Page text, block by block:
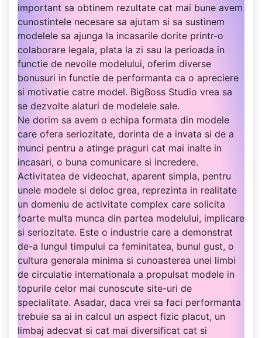
important sa obtinem rezultate cat mai bune avem
cunostintele necesare sa ajutam si sa sustinem
modelele sa ajunga la incasarile dorite printr-o
colaborare legala, plata la zi sau la perioada in
functie de nevoile modelului, oferim diverse
bonusuri in functie de performanta ca o apreciere
si motivatie catre model. BigBoss Studio vrea sa
se dezvolte alaturi de modelele sale.
Ne dorim sa avem o echipa formata din modele
care ofera seriozitate, dorinta de a invata si de a
munci pentru a atinge praguri cat mai inalte in
incasari, o buna comunicare si incredere.
Activitatea de videochat, aparent simpla, pentru
unele modele si deloc grea, reprezinta in realitate
un domeniu de activitate complex care solicita
foarte multa munca din partea modelului, implicare
si seriozitate. Este o industrie care a demonstrat
de-a lungul timpului ca feminitatea, bunul gust, o
cultura generala minima si cunoasterea unei limbi
de circulatie internationala a propulsat modele in
topurile celor mai cunoscute site-uri de
specialitate. Asadar, daca vrei sa faci performanta
trebuie sa ai in calcul un aspect fizic placut, un
limbaj adecvat si cat mai diversificat cat si